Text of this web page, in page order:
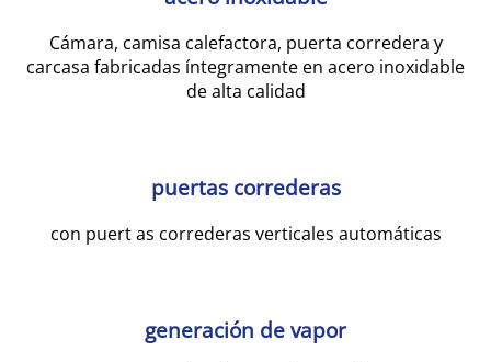
Cámara, camisa calefactora, puerta corredera y
carcasa fabricadas íntegramente en acero inoxidable
de alta calidad
puertas correderas
con puert as correderas verticales automáticas
generación de vapor